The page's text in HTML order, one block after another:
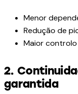
Menor
Redução de
Maior
2.
garantida